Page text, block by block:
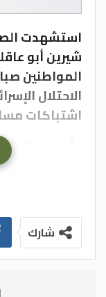
استشهدت
شيرين أبو
المواطنين
الاحتلال
اشتباكات
وأعلنت
عاقلة جراء
الظهر.
واندلعت
شارك